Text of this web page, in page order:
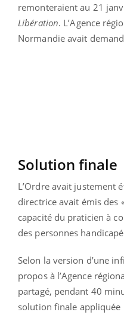
remonteraient au 21
Libération. L’Agence
Normandie avait
Solution finale
L’Ordre avait justement
directrice avait émis des
capacité du praticien à
des personnes
Selon la version d’une
propos à l’Agence
partagé, pendant 40
solution finale appliquée